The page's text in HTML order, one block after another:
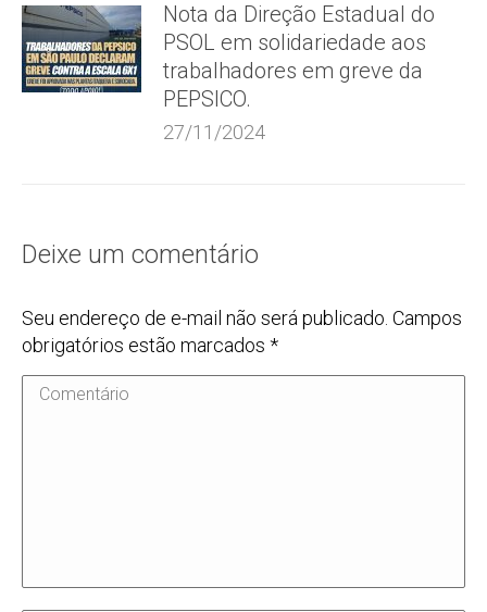
Nota da Direção Estadual do
PSOL em solidariedade aos
trabalhadores em greve da
PEPSICO.
27/11/2024
Deixe um comentário
Seu endereço de e-mail não será publicado. Campos
obrigatórios estão marcados *
Comentário